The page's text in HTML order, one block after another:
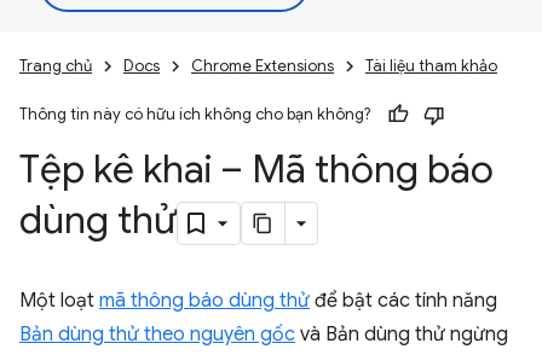
Trang chủ Docs Chrome Extensions Tài liệu tham khảo
Thông tin này có hữu ích không cho bạn không?
Tệp kê khai – Mã thông báo
dùng thử
Một loạt mã thông báo dùng thử để bật các tính năng
Bản dùng thử theo nguyên gốc và Bản dùng thử ngừng